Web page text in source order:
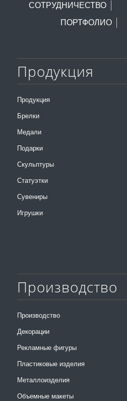
СОТРУДНИЧЕСТВО
ПОРТФОЛИО
Продукция
Продукция
Брелки
Медали
Подарки
Скульптуры
Статуэтки
Сувениры
Игрушки
Производство
Производство
Декорации
Рекламные фигуры
Пластиковые изделия
Металлоизделия
Объемные макеты